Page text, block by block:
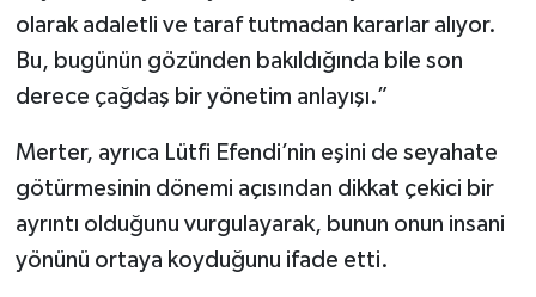
olarak adaletli ve taraf tutmadan kararlar alıyor.
Bu, bugünün gözünden bakıldığında bile son
derece çağdaş bir yönetim anlayışı.”
Merter, ayrıca Lütfi Efendi’nin eşini de seyahate
götürmesinin dönemi açısından dikkat çekici bir
ayrıntı olduğunu vurgulayarak, bunun onun insani
yönünü ortaya koyduğunu ifade etti.